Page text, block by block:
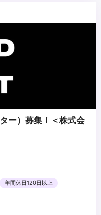
ー）募集！＜株式会
年間休日120日以上